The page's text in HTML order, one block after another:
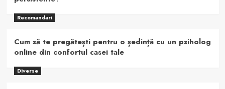
Recomandari
Cum să te pregătești pentru o ședință cu un psiholog
online din confortul casei tale
Diverse